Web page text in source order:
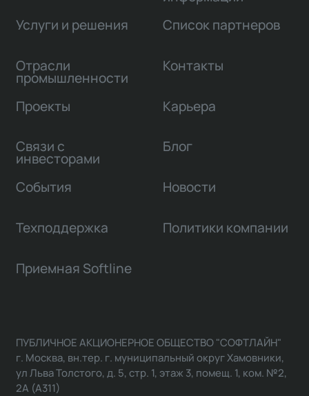
Услуги и решения
Отрасли
промышленности
Проекты
Связи с
инвесторами
Список партнеров
Контакты
Карьера
Блог
События Новости
Техподдержка Политики компании
Приемная Softline
ПУБЛИЧНОЕ АКЦИОНЕРНОЕ ОБЩЕСТВО "СОФТЛАЙН"
г. Москва, вн.тер. г. муниципальный округ Хамовники,
ул Льва Толстого, д. 5, стр. 1, этаж 3, помещ. 1, ком. №2,
2А (А311)